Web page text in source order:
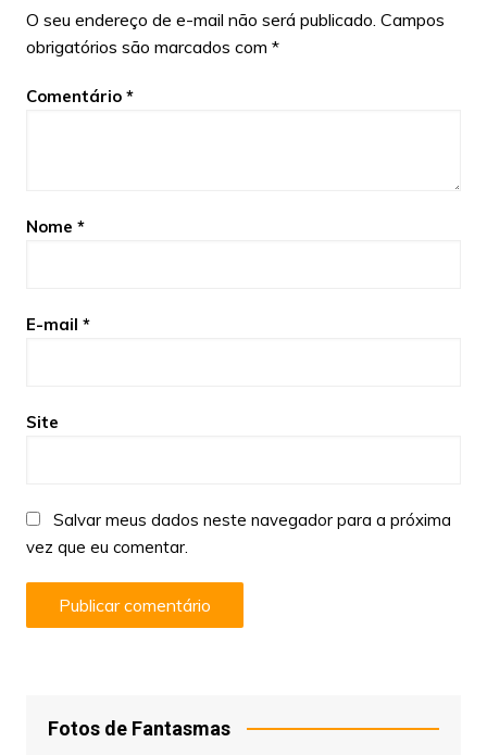
O seu endereço de e-mail não será publicado. Campos
obrigatórios são marcados com *
Comentário *
Nome *
E-mail *
Site
Salvar meus dados neste navegador para a próxima
vez que eu comentar.
Fotos de Fantasmas